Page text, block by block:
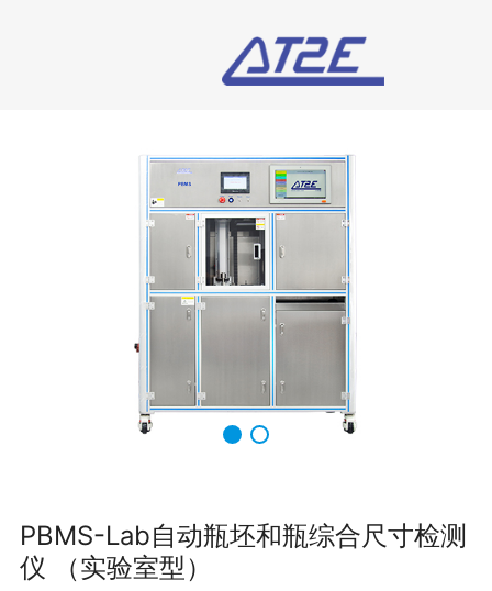
PBMS-Lab自动瓶坯和瓶综合尺寸检测
仪 （实验室型）